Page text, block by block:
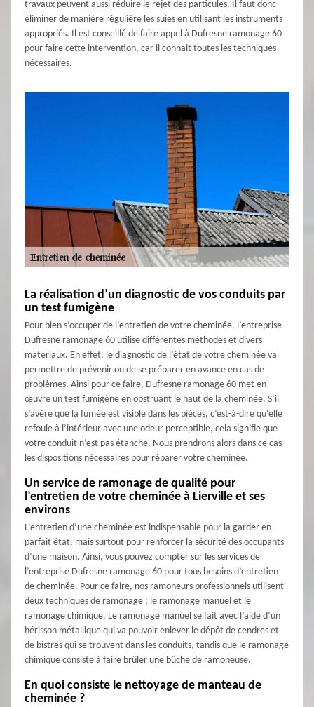
travaux peuvent aussi réduire le rejet des particules. Il faut donc
éliminer de manière régulière les suies en utilisant les instruments
appropriés. Il est conseillé de faire appel à Dufresne ramonage 60
pour faire cette intervention, car il connait toutes les techniques
nécessaires.
La réalisation d’un diagnostic de vos conduits par
un test fumigène
Pour bien s’occuper de l’entretien de votre cheminée, l’entreprise
Dufresne ramonage 60 utilise différentes méthodes et divers
matériaux. En effet, le diagnostic de l’état de votre cheminée va
permettre de prévenir ou de se préparer en avance en cas de
problèmes. Ainsi pour ce faire, Dufresne ramonage 60 met en
œuvre un test fumigène en obstruant le haut de la cheminée. S’il
s’avère que la fumée est visible dans les pièces, c’est-à-dire qu'elle
refoule à l’intérieur avec une odeur perceptible, cela signifie que
votre conduit n’est pas étanche. Nous prendrons alors dans ce cas
les dispositions nécessaires pour réparer votre cheminée.
Un service de ramonage de qualité pour
l’entretien de votre cheminée à Lierville et ses
environs
L’entretien d’une cheminée est indispensable pour la garder en
parfait état, mais surtout pour renforcer la sécurité des occupants
d’une maison. Ainsi, vous pouvez compter sur les services de
l’entreprise Dufresne ramonage 60 pour tous besoins d’entretien
de cheminée. Pour ce faire, nos ramoneurs professionnels utilisent
deux techniques de ramonage : le ramonage manuel et le
ramonage chimique. Le ramonage manuel se fait avec l’aide d’un
hérisson métallique qui va pouvoir enlever le dépôt de cendres et
de bistres qui se trouvent dans les conduits, tandis que le ramonage
chimique consiste à faire brûler une bûche de ramoneuse.
En quoi consiste le nettoyage de manteau de
cheminée ?